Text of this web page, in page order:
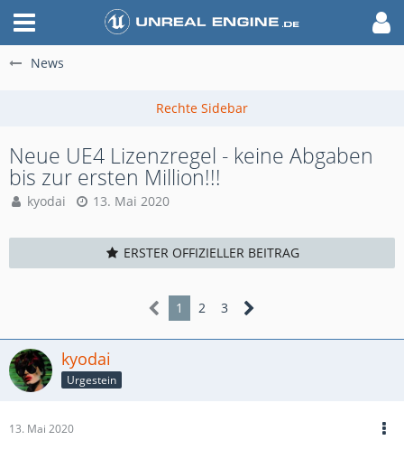
News
Neue UE4 Lizenzregel - keine Abgaben
bis zur ersten Million!!!
kyodai 13. Mai 2020
ERSTER OFFIZIELLER BEITRAG
1 2 3
kyodai
Urgestein
13. Mai 2020